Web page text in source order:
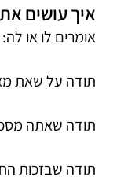
איך עושים
אומרים לו או
תודה על שאת
תודה שאתה
תודה שבזכות